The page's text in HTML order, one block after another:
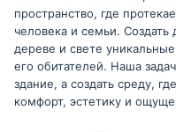
пространство, где
человека и семьи. Создать
дереве и свете
его обитателей. Наша
здание, а создать среду,
комфорт, эстетику и